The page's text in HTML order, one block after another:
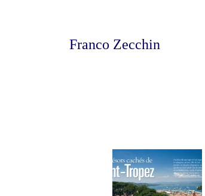
Franco Zecchin